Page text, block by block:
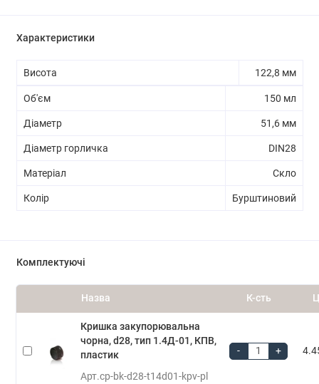
Характеристики
Висота 122,8 мм
Об'єм 150 мл
Діаметр 51,6 мм
Діаметр горличка DIN28
Матеріал Скло
Колір Бурштиновий
Комплектуючі
Назва К-сть
Кришка закупорювальна
чорна, d28, тип 1.4Д-01, КПВ,
пластик
Арт.cp-bk-d28-t14d01-kpv-pl
- +